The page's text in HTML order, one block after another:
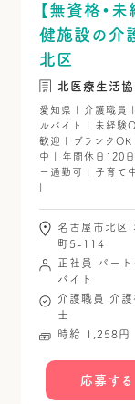
【無資格・
健施設の介
北区
北医療生活
愛知県 | 介護職員
ルバイト | 未経験
歓迎 | ブランク
中 | 年間休日120
ー通勤可 | 子育て
名古屋市北区
町5-114
正社員
パート
バイト
介護職員
介護
士
時給 1,258円
応募する